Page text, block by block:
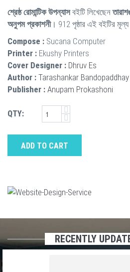
শ্রেষ্ঠ রোমান্টিক উপন্যাসবইটি লিখেছেন
অনুপম প্রকাশনী। 912 পৃষ্ঠার এই বইটির মূল্য
Compose : Sucana Computer
Printer : Ekushy Printers
Cover Designer : Dhruv Es
Author : Tarashankar Bandopaddhay
Publisher : Anupam Prokashoni
QTY:
ADD TO CART
RECENTLY